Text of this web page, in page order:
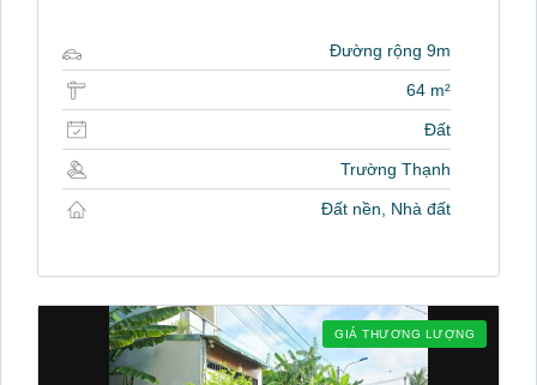
Đường rộng 9m
64 m²
Đất
Trường Thạnh
Đất nền, Nhà đất
GIÁ THƯƠNG LƯỢNG